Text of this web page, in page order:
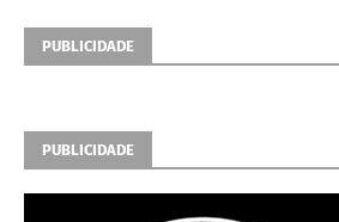
PUBLICIDADE
PUBLICIDADE